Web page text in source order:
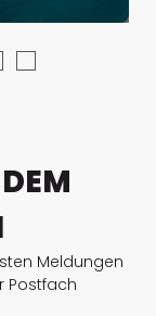
Meldungen
Postfach